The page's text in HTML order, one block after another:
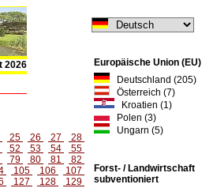
2026
Europäische Union (EU)
Deutschland (205)
Österreich (7)
Kroatien (1)
Polen (3)
Ungarn (5)
Forst- / Landwirtschaft
subventioniert
25 26 27
28
52 53 54
55
79 80 81
82
105 106
107
127 128
129